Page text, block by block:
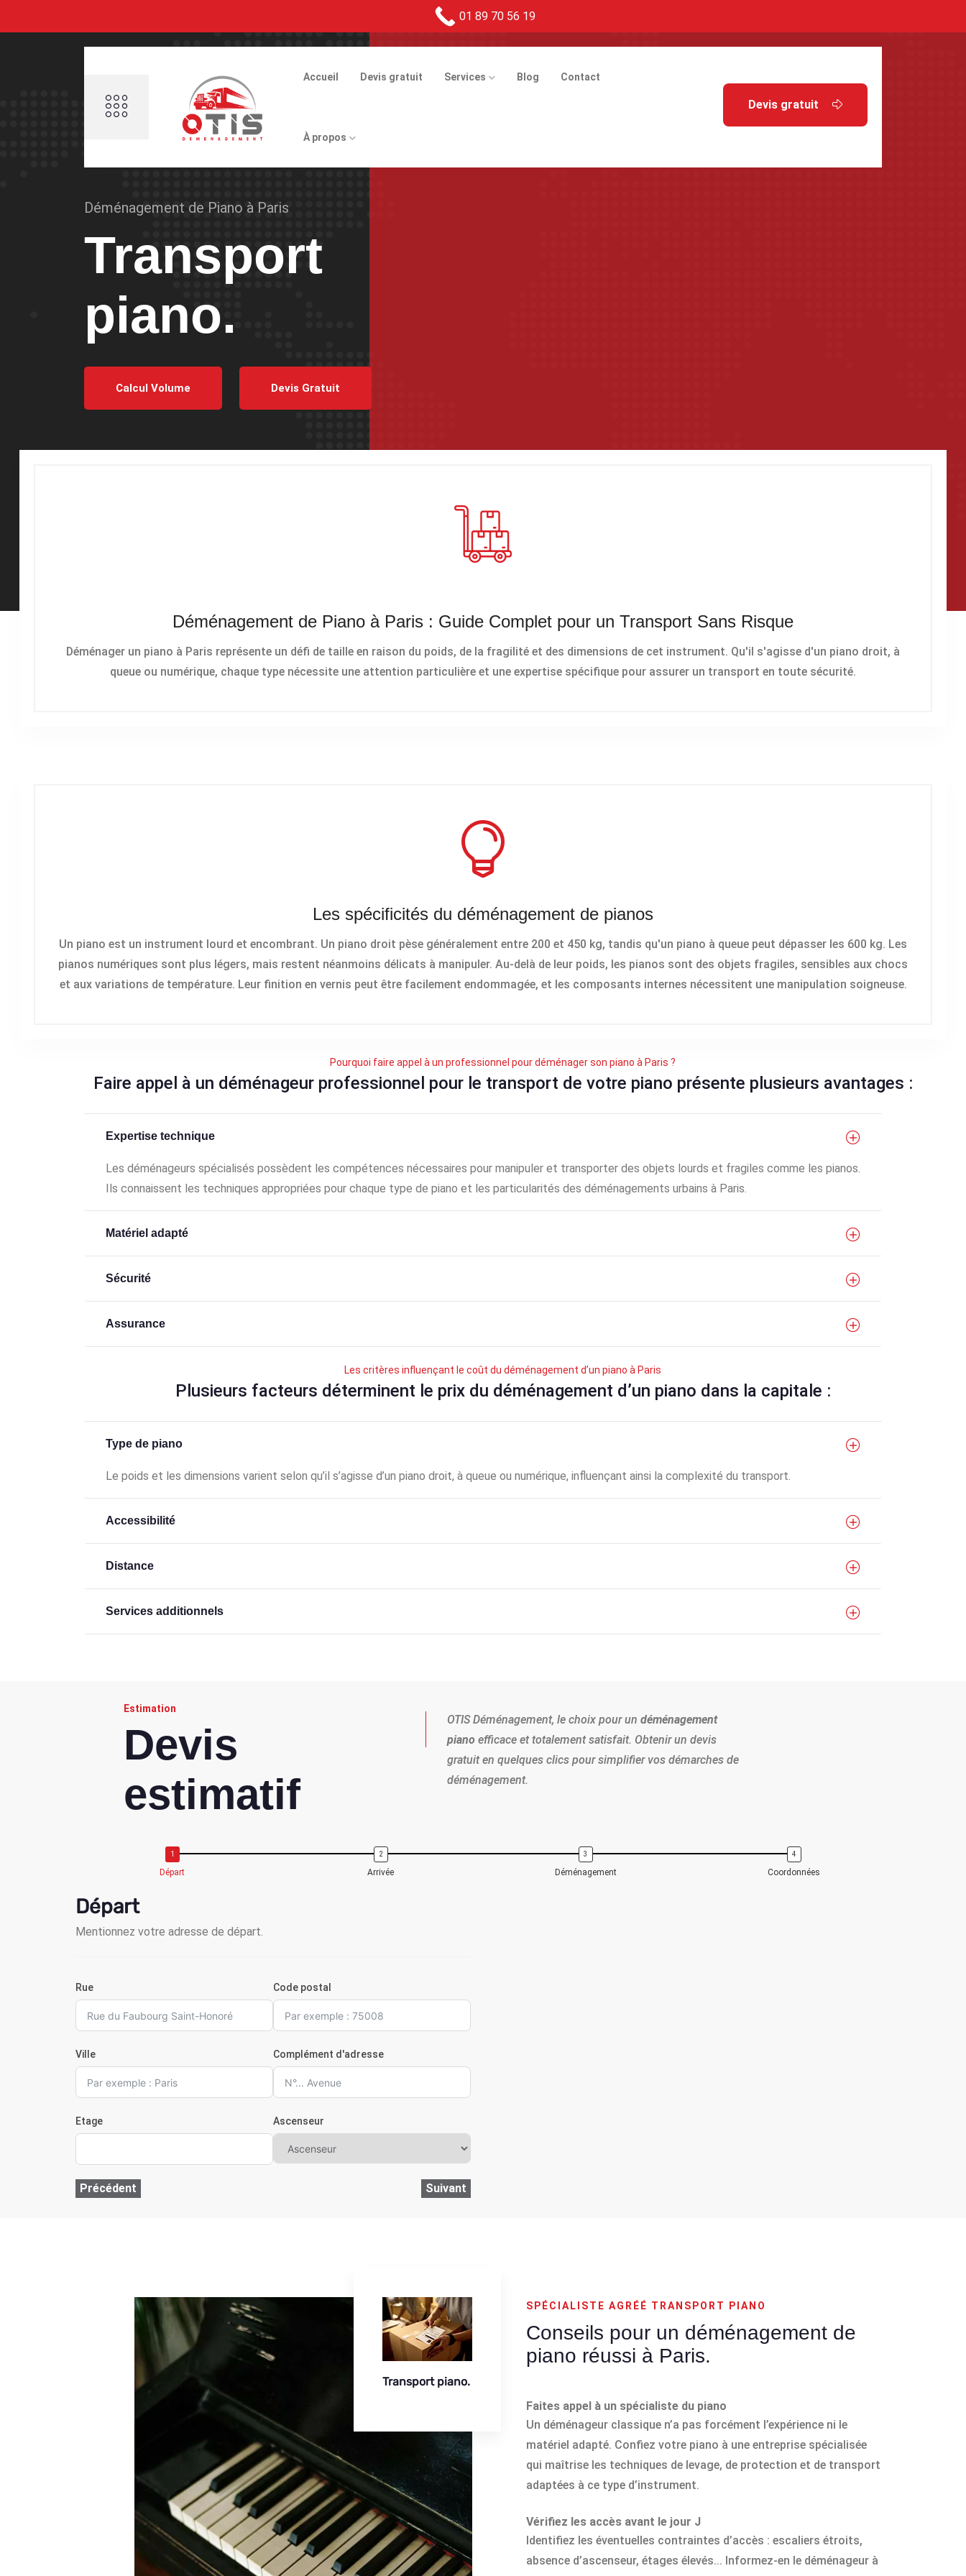
Accueil Devis gratuit Services Blog Contact
À propos
Devis gratuit
Déménagement de Piano à Paris
Transport
piano.
Calcul Volume Devis Gratuit
Déménagement de Piano à Paris : Guide Complet pour un Transport Sans Risque
Déménager un piano à Paris représente un défi de taille en raison du poids, de la fragilité et des dimensions de cet instrument. Qu'il s'agisse d'un piano droit, à
queue ou numérique, chaque type nécessite une attention particulière et une expertise spécifique pour assurer un transport en toute sécurité.
Les spécificités du déménagement de pianos
Un piano est un instrument lourd et encombrant. Un piano droit pèse généralement entre 200 et 450 kg, tandis qu'un piano à queue peut dépasser les 600 kg. Les
pianos numériques sont plus légers, mais restent néanmoins délicats à manipuler. Au-delà de leur poids, les pianos sont des objets fragiles, sensibles aux chocs
et aux variations de température. Leur finition en vernis peut être facilement endommagée, et les composants internes nécessitent une manipulation soigneuse.
Pourquoi faire appel à un professionnel pour déménager son piano à Paris ?
Faire appel à un déménageur professionnel pour le transport de votre piano présente plusieurs avantages :
Expertise technique
Les déménageurs spécialisés possèdent les compétences nécessaires pour manipuler et transporter des objets lourds et fragiles comme les pianos.
Ils connaissent les techniques appropriées pour chaque type de piano et les particularités des déménagements urbains à Paris.
Matériel adapté
Sécurité
Assurance
Les critères influençant le coût du déménagement d’un piano à Paris
Plusieurs facteurs déterminent le prix du déménagement d’un piano dans la capitale :
Type de piano
Le poids et les dimensions varient selon qu’il s’agisse d’un piano droit, à queue ou numérique, influençant ainsi la complexité du transport.
Accessibilité
Distance
Services additionnels
Estimation
Devis
estimatif
OTIS Déménagement, le choix pour un déménagement
piano efficace et totalement satisfait. Obtenir un devis
gratuit en quelques clics pour simplifier vos démarches de
déménagement.
Départ Arrivée Déménagement Coordonnées
Départ
Mentionnez votre adresse de départ.
Rue Code postal
Ville Complément d'adresse
Etage Ascenseur
Précédent Suivant
Transport piano.
SPÉCIALISTE AGRÉÉ TRANSPORT PIANO
Conseils pour un déménagement de
piano réussi à Paris.
Faites appel à un spécialiste du piano
Un déménageur classique n’a pas forcément l’expérience ni le
matériel adapté. Confiez votre piano à une entreprise spécialisée
qui maîtrise les techniques de levage, de protection et de transport
adaptées à ce type d’instrument.
Vérifiez les accès avant le jour J
Identifiez les éventuelles contraintes d’accès : escaliers étroits,
absence d’ascenseur, étages élevés... Informez-en le déménageur à
01 89 70 56 19